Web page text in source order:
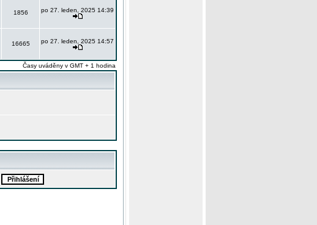
1856 po 27. leden, 2025 14:39
16665 po 27. leden, 2025 14:57
Časy uváděny v GMT + 1 hodina